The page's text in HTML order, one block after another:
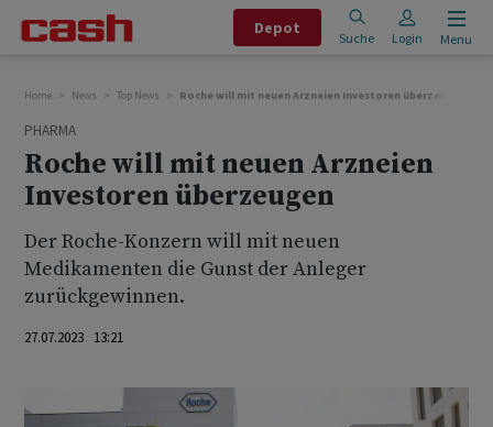
Depot
Suche Login Menu
Home News Top News Roche will mit neuen Arzneien Investoren überzeugen
PHARMA
Roche will mit neuen Arzneien
Investoren überzeugen
Der Roche-Konzern will mit neuen
Medikamenten die Gunst der Anleger
zurückgewinnen.
27.07.2023 13:21